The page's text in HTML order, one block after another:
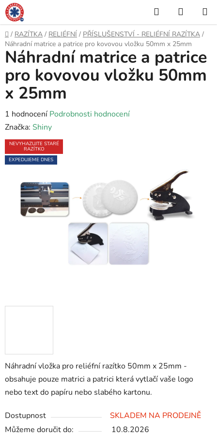
Přejít
na
obsah
Hledat
KOŠÍK
Domů
/ RAZÍTKA / RELIÉFNÍ / PŘÍSLUŠENSTVÍ - RELIÉFNÍ RAZÍTKA /
Náhradní matrice a patrice pro kovovou vložku 50mm x 25mm
Náhradní vložka pro reliéfní razítko 50mm x 25mm -
obsahuje pouze matrici a patrici která vytlačí vaše logo
nebo text do papíru nebo slabého kartonu.
Dostupnost
SKLADEM NA PRODEJNĚ
Můžeme doručit do:
10.8.2026
Náhradní matrice a patrice
pro kovovou vložku 50mm
x 25mm
Průměrné
hodnocení
produktu
je
5,0
hvězdiček.
1 hodnocení Podrobnosti hodnocení
Značka: Shiny
NEVYHAZUJTE STARÉ
RAZÍTKO
EXPEDUJEME DNES